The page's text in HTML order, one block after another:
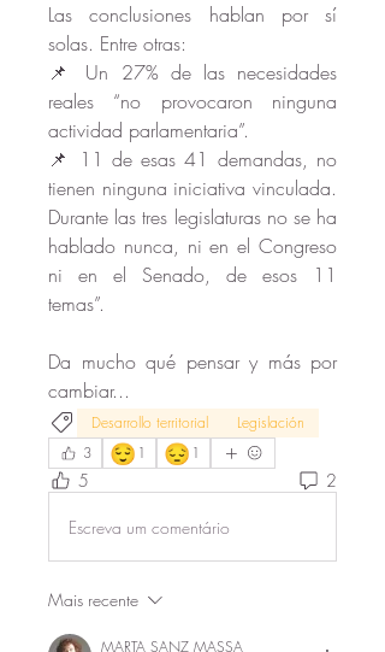
Las conclusiones hablan por sí
solas. Entre otras:
📌 Un 27% de las necesidades
reales “no provocaron ninguna
actividad parlamentaria”.
📌 11 de esas 41 demandas, no
tienen ninguna iniciativa vinculada.
Durante las tres legislaturas no se ha
hablado nunca, ni en el Congreso
ni en el Senado, de esos 11
temas”.
Da mucho qué pensar y más por
cambiar...
Desarrollo territorial
Legislación
3
😌 1 😔 1
5 2
Escreva um comentário
Mais recente
MARTA SANZ MASSA